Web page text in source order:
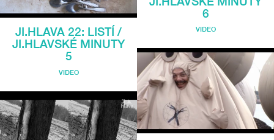
JI.HLAVA 22: LISTÍ /
JI.HLAVSKÉ MINUTY
5
VIDEO
6
VIDEO